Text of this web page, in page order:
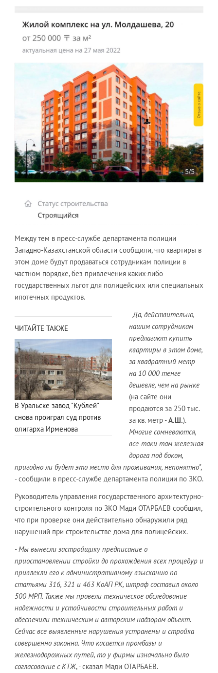
Между тем в пресс-службе департамента полиции
Западно-Казахстанской области сообщили, что квартиры в
этом доме будут продаваться сотрудникам полиции в
частном порядке, без привлечения каких-либо
государственных льгот для полицейских или специальных
ипотечных продуктов.
ЧИТАЙТЕ ТАКЖЕ
В Уральске завод "Кублей"
снова проиграл суд против
олигарха Ирменова
- Да, действительно,
нашим сотрудникам
предлагают купить
квартиры в этом доме,
за квадратный метр
на 10 000 тенге
дешевле, чем на рынке
(на сайте они
продаются за 250 тыс.
за кв. метр -А.Ш.).
Многие сомневаются,
все-таки там железная
дорога под боком,
пригодно ли будет это место для проживания, непонятно",
- сообщили в пресс-службе департамента полиции по ЗКО.
Руководитель управления государственного архитектурно-
строительного контроля по ЗКО Мади ОТАРБАЕВ сообщил,
что при проверке они действительно обнаружили ряд
нарушений при строительстве дома для полицейских.
- Мы вынесли застройщику предписание о
приостановлении стройки до прохождения всех процедур и
привлекли его к административному взысканию по
статьями 316, 321 и 463 КоАП РК, штраф составил около
500 МРП. Также мы провели техническое обследование
надежности и устойчивости строительных работ и
обеспечили техническим и авторским надзором объект.
Сейчас все выявленные нарушения устранены и стройка
совершенно законна. Что касается промбазы и
железнодорожных путей, то у фирмы изначально было
согласование с КТЖ, - сказал Мади ОТАРБАЕВ.